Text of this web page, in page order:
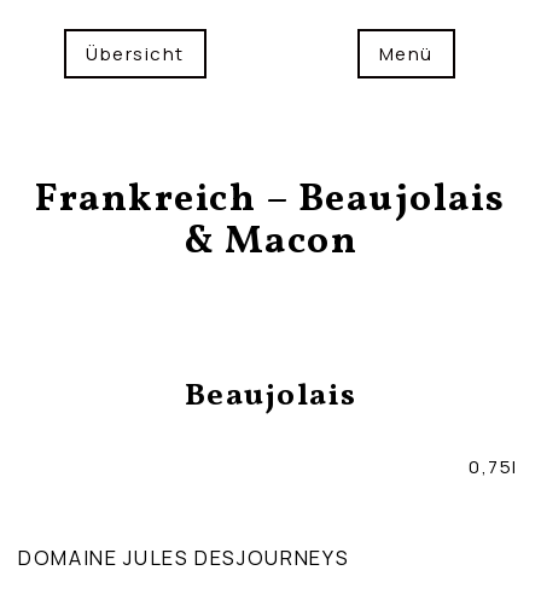
Übersicht Menü
Frankreich – Beaujolais
& Macon
Beaujolais
0,75l
DOMAINE JULES DESJOURNEYS